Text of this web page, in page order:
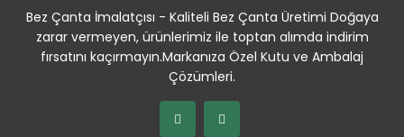
Bez Çanta İmalatçısı - Kaliteli Bez Çanta Üretimi Doğaya
zarar vermeyen, ürünlerimiz ile toptan alımda indirim
fırsatını kaçırmayın.Markanıza Özel Kutu ve Ambalaj
Çözümleri.